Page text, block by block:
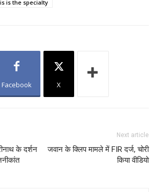
is the specialty
Facebook X
के दर्शन
Next article
जवान के क्लिप मामले में FIR दर्ज, चोरी
किया वीडियो